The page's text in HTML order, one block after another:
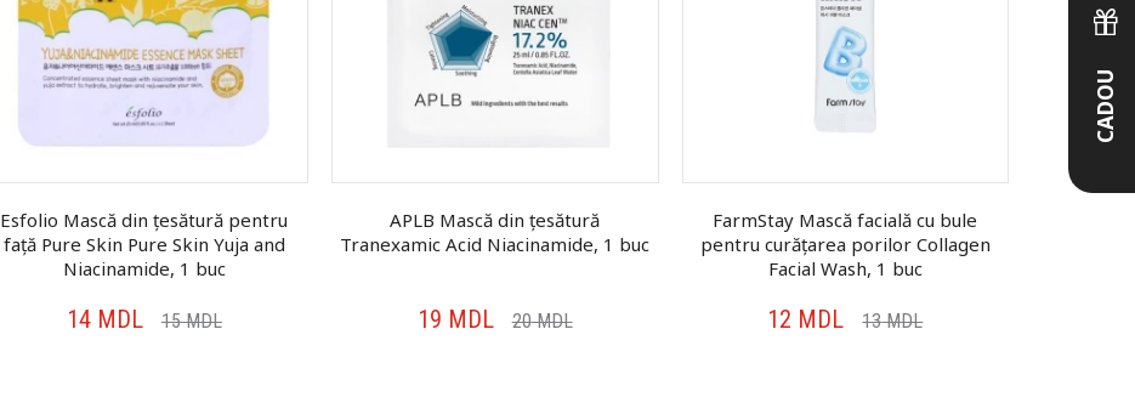
Esfolio Mască din țesătură pentru
față Pure Skin Pure Skin Yuja and
Niacinamide, 1 buc
14MDL 15MDL
APLB Mască din țesătură
Tranexamic Acid Niacinamide, 1 buc
19 MDL 20MDL
FarmStay Mască facială cu bule
pentru curățarea porilor Collagen
Facial Wash, 1 buc
12 MDL 13MDL
CADOU